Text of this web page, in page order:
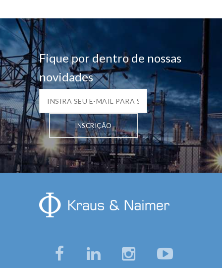
Fique por dentro de nossas
novidades